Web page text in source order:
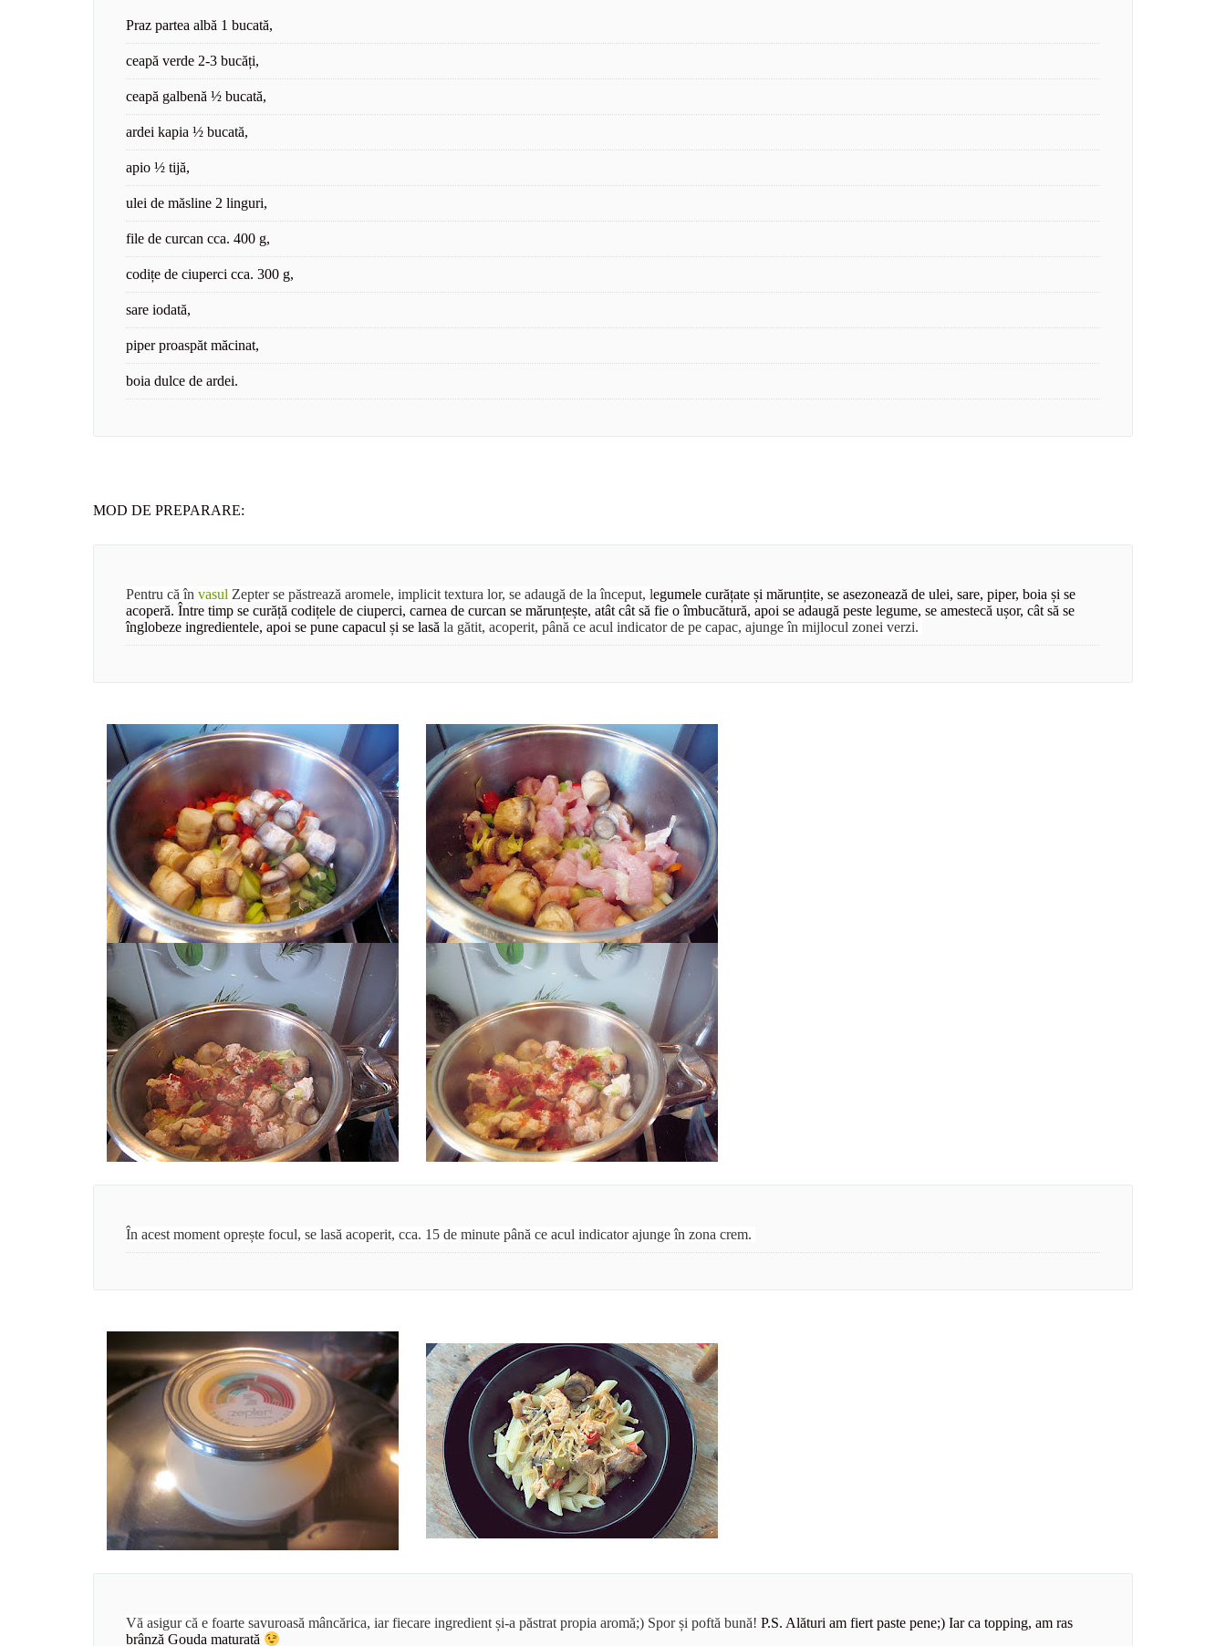
Praz partea albă 1 bucată,
ceapă verde 2-3 bucăți,
ceapă galbenă ½ bucată,
ardei kapia ½ bucată,
apio ½ tijă,
ulei de măsline 2 linguri,
file de curcan cca. 400 g,
codițe de ciuperci cca. 300 g,
sare iodată,
piper proaspăt măcinat,
boia dulce de ardei.
MOD DE PREPARARE:
Pentru că în vasul Zepter se păstrează aromele, implicit textura lor, se adaugă de la început, legumele curățate și mărunțite, se asezonează de ulei, sare, piper, boia și se
acoperă. Între timp se curăță codițele de ciuperci, carnea de curcan se mărunțește, atât cât să fie o îmbucătură, apoi se adaugă peste legume, se amestecă ușor, cât să se
înglobeze ingredientele, apoi se pune capacul și se lasă la gătit, acoperit, până ce acul indicator de pe capac, ajunge în mijlocul zonei verzi.
În acest moment oprește focul, se lasă acoperit, cca. 15 de minute până ce acul indicator ajunge în zona crem.
Vă asigur că e foarte savuroasă mâncărica, iar fiecare ingredient și-a păstrat propia aromă;) Spor și poftă bună! P.S. Alături am fiert paste pene;) Iar ca topping, am ras
brânză Gouda maturată